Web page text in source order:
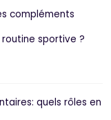
compléments
sportive ?
quels rôles en